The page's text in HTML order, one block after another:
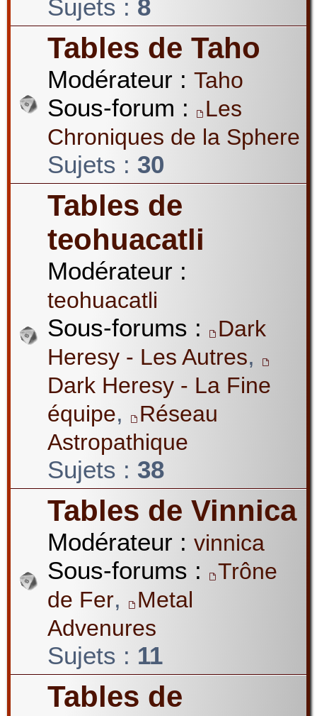
Sujets : 8
Tables de Taho
Modérateur : Taho
Sous-forum :
Les
Chroniques de la Sphere
Sujets : 30
Tables de
teohuacatli
Modérateur :
teohuacatli
Sous-forums :
Dark
Heresy - Les Autres,
Dark Heresy - La Fine
équipe,
Réseau
Astropathique
Sujets : 38
Tables de Vinnica
Modérateur : vinnica
Sous-forums :
Trône
de Fer,
Metal
Advenures
Sujets : 11
Tables de